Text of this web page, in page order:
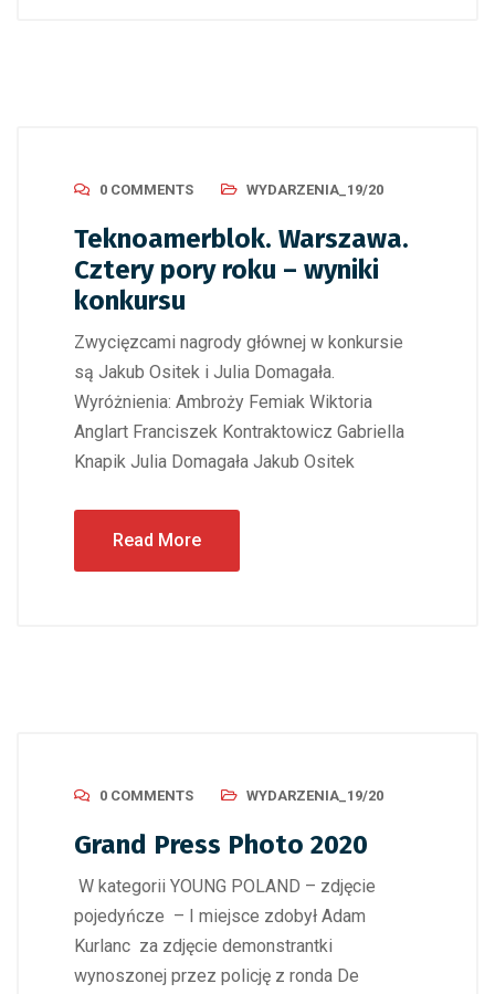
0 COMMENTS WYDARZENIA_19/20
Teknoamerblok. Warszawa.
Cztery pory roku – wyniki
konkursu
Zwycięzcami nagrody głównej w konkursie
są Jakub Ositek i Julia Domagała.
Wyróżnienia: Ambroży Femiak Wiktoria
Anglart Franciszek Kontraktowicz Gabriella
Knapik Julia Domagała Jakub Ositek
Read More
0 COMMENTS WYDARZENIA_19/20
Grand Press Photo 2020
W kategorii YOUNG POLAND – zdjęcie
pojedyńcze – I miejsce zdobył Adam
Kurlanc za zdjęcie demonstrantki
wynoszonej przez policję z ronda De